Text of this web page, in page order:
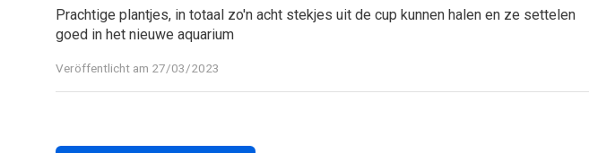
Prachtige plantjes, in totaal zo'n acht stekjes uit de cup kunnen halen en ze settelen
goed in het nieuwe aquarium
Veröffentlicht am 27/03/2023